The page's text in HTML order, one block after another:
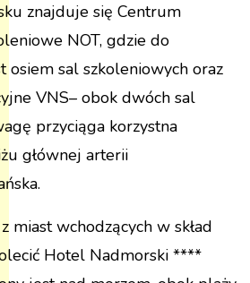
znajduje się Centrum
NOT, gdzie do
osiem sal szkoleniowych oraz
VNS– obok dwóch sal
przyciąga korzystna
głównej arterii
miast wchodzących w skład
Hotel Nadmorski ****